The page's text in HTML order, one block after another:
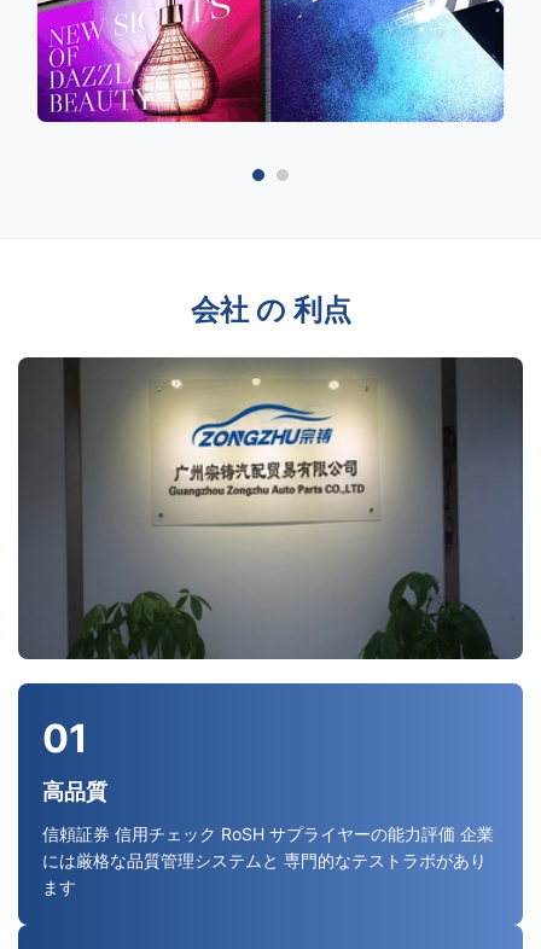
会社 の 利点
01
高品質
信頼証券 信用チェック RoSH サプライヤーの能力評価 企業
には厳格な品質管理システムと 専門的なテストラボがあり
ます